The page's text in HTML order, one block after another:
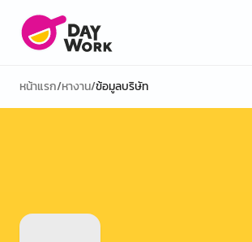
หน้าแรก/หางาน/ข้อมูลบริษัท